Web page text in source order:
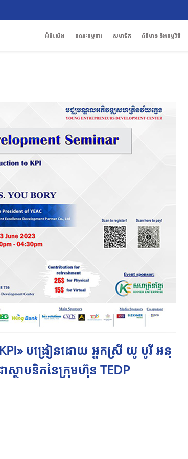
អំពីយើង គណៈកម្មការ សមាជិក ព័ត៌មាន និងកម្មវិធី
បង្រៀនដោយ អ្នកស្រី យូ បូរី អនុ
ស្ថាបនិកនៃក្រុមហ៊ុន TEDP